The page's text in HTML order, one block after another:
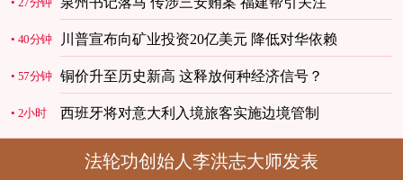
40分钟 川普宣布向矿业投资20亿美元 降低对华依赖
57分钟 铜价升至历史新高 这释放何种经济信号？
2小时 西班牙将对意大利入境旅客实施边境管制
法轮功创始人李洪志大师发表